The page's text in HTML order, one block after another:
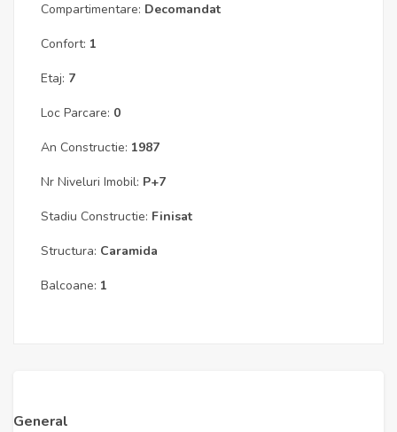
Compartimentare: Decomandat
Confort: 1
Etaj: 7
Loc Parcare: 0
An Constructie: 1987
Nr Niveluri Imobil: P+7
Stadiu Constructie: Finisat
Structura: Caramida
Balcoane: 1
General